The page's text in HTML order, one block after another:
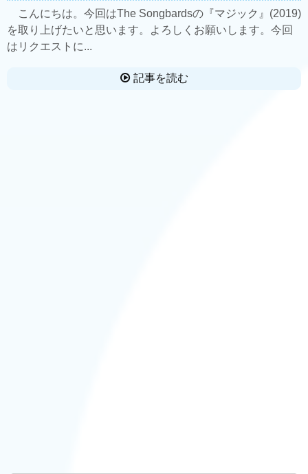
こんにちは。今回はThe Songbardsの『マジック』(2019)
を取り上げたいと思います。よろしくお願いします。今回
はリクエストに...
記事を読む